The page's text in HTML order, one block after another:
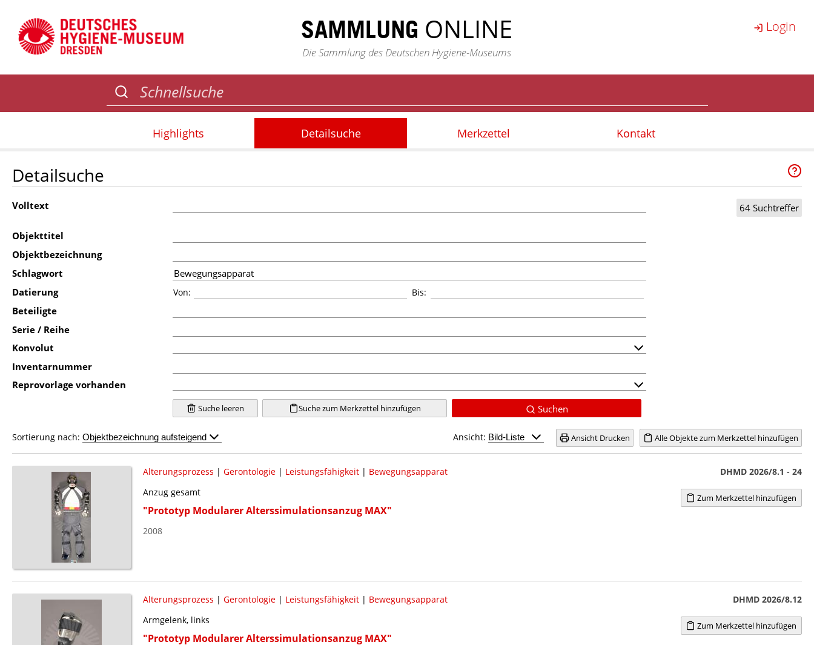
SAMMLUNG ONLINE
Die Sammlung des Deutschen Hygiene-Museums
Login
Highlights Detailsuche Merkzettel Kontakt
Detailsuche
64 Suchtreffer
Volltext
Objekttitel
Objektbezeichnung
Schlagwort
Datierung
Von: Bis:
Beteiligte
Serie / Reihe
Konvolut
Inventarnummer
Reprovorlage vorhanden
Suche leeren Suche zum Merkzettel hinzufügen Suchen
Alle Objekte zum Merkzettel hinzufügen
Ansicht Drucken
Ansicht:
Sortierung nach:
Alterungsprozess | Gerontologie| Leistungsfähigkeit| Bewegungsapparat
Anzug gesamt
"Prototyp Modularer Alterssimulationsanzug MAX"
2008
DHMD 2026/8.1 - 24
Zum Merkzettel hinzufügen
Alterungsprozess | Gerontologie| Leistungsfähigkeit| Bewegungsapparat
Armgelenk, links
"Prototyp Modularer Alterssimulationsanzug MAX"
DHMD 2026/8.12
Zum Merkzettel hinzufügen